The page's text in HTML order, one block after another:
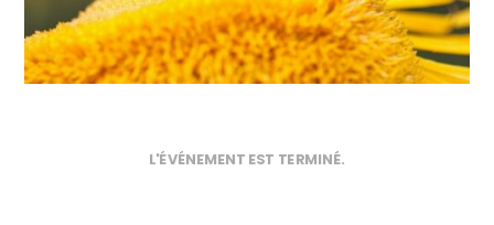
L'ÉVÉNEMENT EST TERMINÉ.